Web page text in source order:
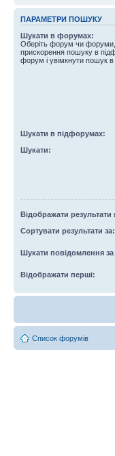
ПАРАМЕТРИ ПОШУКУ
Шукати в форумах:
Оберіть форум чи
прискорення пошуку в
форум і увімкнути пошук в
Шукати в підфорумах:
Шукати:
Відображати результати
Сортувати результати за:
Шукати повідомлення за
Відображати перші:
Список форумів